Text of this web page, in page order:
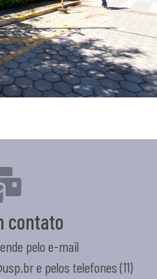
contato
pelo e-mail
e pelos telefones (11)